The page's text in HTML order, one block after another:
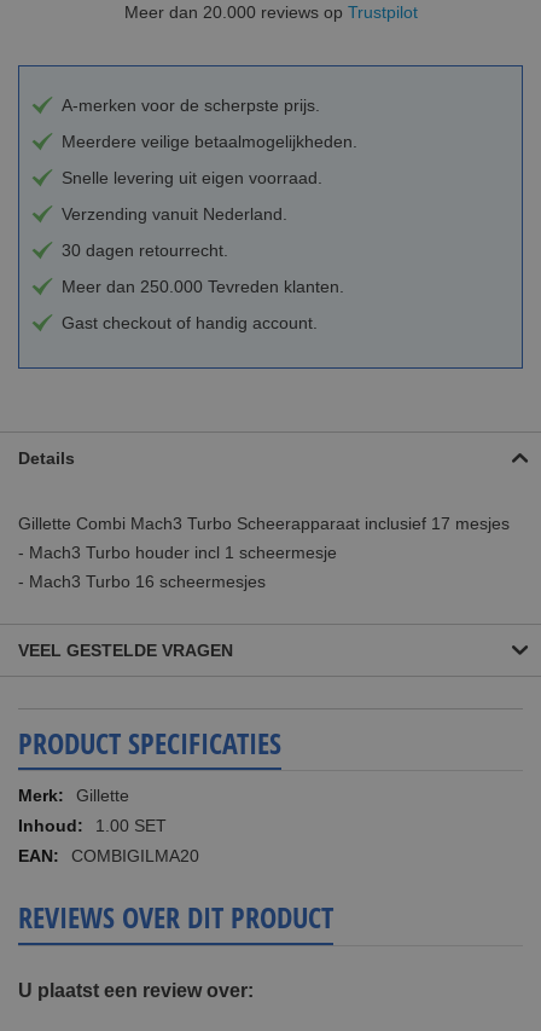
Meer dan 20.000 reviews op Trustpilot
A-merken voor de scherpste prijs.
Meerdere veilige betaalmogelijkheden.
Snelle levering uit eigen voorraad.
Verzending vanuit Nederland.
30 dagen retourrecht.
Meer dan 250.000 Tevreden klanten.
Gast checkout of handig account.
Details
Gillette Combi Mach3 Turbo Scheerapparaat inclusief 17 mesjes
- Mach3 Turbo houder incl 1 scheermesje
- Mach3 Turbo 16 scheermesjes
VEEL GESTELDE VRAGEN
PRODUCT SPECIFICATIES
Meer
informatie
Gillette
1.00 SET
COMBIGILMA20
REVIEWS OVER DIT PRODUCT
U plaatst een review over: